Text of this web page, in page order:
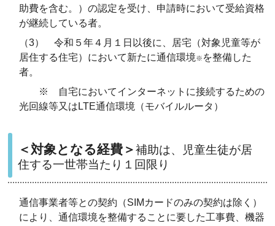
助費を含む。）の認定を受け、申請時において受給資格
が継続している者。
（3） 令和５年４月１日以後に、居宅（対象児童等が
居住する住宅）において新たに通信環境※ を整備した
者。
※ 自宅においてインターネットに接続するための
光回線等又はLTE通信環境（モバイルルータ）
＜対象となる経費＞補助は、児童生徒が居
住する一世帯当たり１回限り
通信事業者等との契約（SIMカードのみの契約は除く）
により、通信環境を整備することに要した工事費、機器